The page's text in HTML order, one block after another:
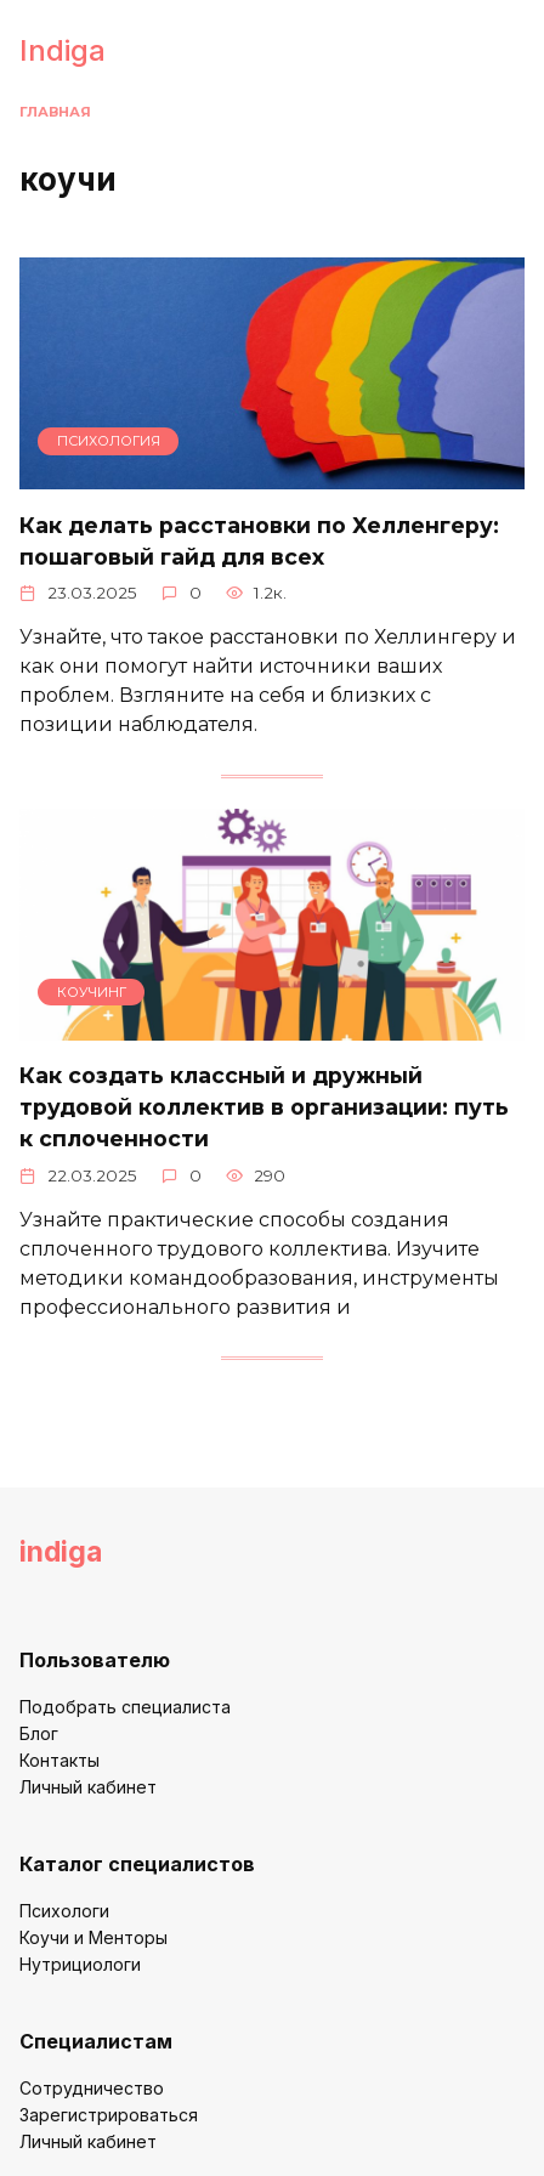
содержанию
Indiga
ГЛАВНАЯ
коучи
ПСИХОЛОГИЯ
Как делать расстановки по Хелленгеру:
пошаговый гайд для всех
23.03.2025 0 1.2к.
Узнайте, что такое расстановки по Хеллингеру и
как они помогут найти источники ваших
проблем. Взгляните на себя и близких с
позиции наблюдателя.
КОУЧИНГ
Как создать классный и дружный
трудовой коллектив в организации: путь
к сплоченности
22.03.2025 0 290
Узнайте практические способы создания
сплоченного трудового коллектива. Изучите
методики командообразования, инструменты
профессионального развития и
indiga
Пользователю
Подобрать специалиста
Блог
Контакты
Личный кабинет
Каталог специалистов
Психологи
Коучи и Менторы
Нутрициологи
Специалистам
Сотрудничество
Зарегистрироваться
Личный кабинет